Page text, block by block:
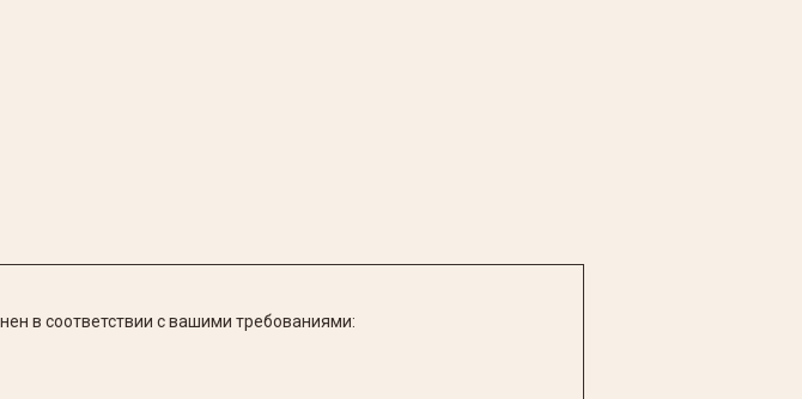
в соответствии с вашими требованиями: